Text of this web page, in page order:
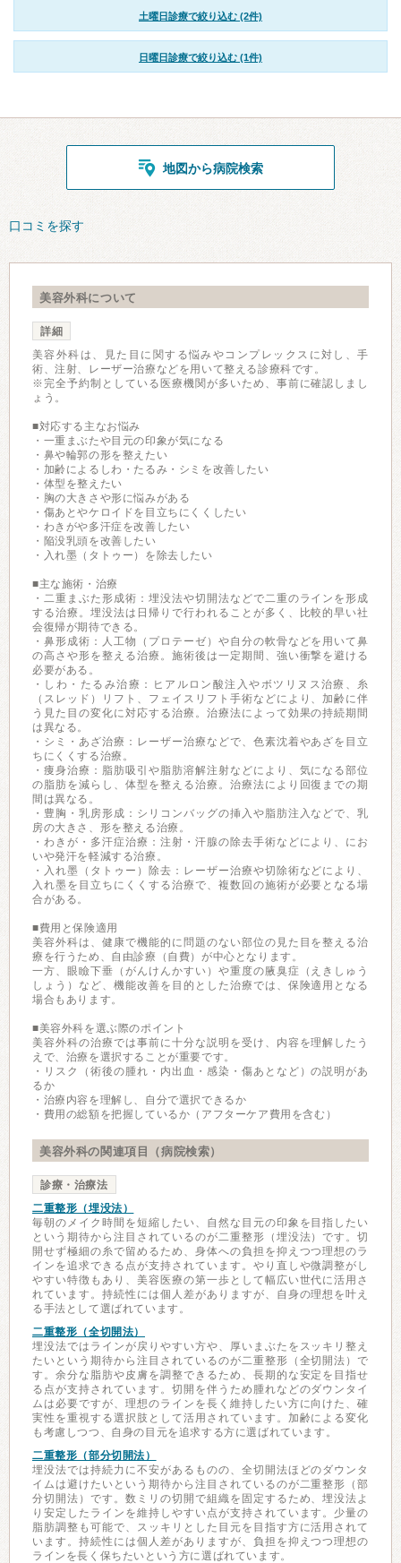
土曜日診療で絞り込む (2件)
日曜日診療で絞り込む (1件)
地図から病院検索
口コミを探す
美容外科について
詳細
美容外科は、見た目に関する悩みやコンプレックスに対し、手
術、注射、レーザー治療などを用いて整える診療科です。
※完全予約制としている医療機関が多いため、事前に確認しまし
ょう。
■対応する主なお悩み
・一重まぶたや目元の印象が気になる
・鼻や輪郭の形を整えたい
・加齢によるしわ・たるみ・シミを改善したい
・体型を整えたい
・胸の大きさや形に悩みがある
・傷あとやケロイドを目立ちにくくしたい
・わきがや多汗症を改善したい
・陥没乳頭を改善したい
・入れ墨（タトゥー）を除去したい
■主な施術・治療
・二重まぶた形成術：埋没法や切開法などで二重のラインを形成
する治療。埋没法は日帰りで行われることが多く、比較的早い社
会復帰が期待できる。
・鼻形成術：人工物（プロテーゼ）や自分の軟骨などを用いて鼻
の高さや形を整える治療。施術後は一定期間、強い衝撃を避ける
必要がある。
・しわ・たるみ治療：ヒアルロン酸注入やボツリヌス治療、糸
（スレッド）リフト、フェイスリフト手術などにより、加齢に伴
う見た目の変化に対応する治療。治療法によって効果の持続期間
は異なる。
・シミ・あざ治療：レーザー治療などで、色素沈着やあざを目立
ちにくくする治療。
・痩身治療：脂肪吸引や脂肪溶解注射などにより、気になる部位
の脂肪を減らし、体型を整える治療。治療法により回復までの期
間は異なる。
・豊胸・乳房形成：シリコンバッグの挿入や脂肪注入などで、乳
房の大きさ、形を整える治療。
・わきが・多汗症治療：注射・汗腺の除去手術などにより、にお
いや発汗を軽減する治療。
・入れ墨（タトゥー）除去：レーザー治療や切除術などにより、
入れ墨を目立ちにくくする治療で、複数回の施術が必要となる場
合がある。
■費用と保険適用
美容外科は、健康で機能的に問題のない部位の見た目を整える治
療を行うため、自由診療（自費）が中心となります。
一方、眼瞼下垂（がんけんかすい）や重度の腋臭症（えきしゅう
しょう）など、機能改善を目的とした治療では、保険適用となる
場合もあります。
■美容外科を選ぶ際のポイント
美容外科の治療では事前に十分な説明を受け、内容を理解したう
えで、治療を選択することが重要です。
・リスク（術後の腫れ・内出血・感染・傷あとなど）の説明があ
るか
・治療内容を理解し、自分で選択できるか
・費用の総額を把握しているか（アフターケア費用を含む）
美容外科の関連項目（病院検索）
診療・治療法
二重整形（埋没法）
毎朝のメイク時間を短縮したい、自然な目元の印象を目指したい
という期待から注目されているのが二重整形（埋没法）です。切
開せず極細の糸で留めるため、身体への負担を抑えつつ理想のラ
インを追求できる点が支持されています。やり直しや微調整がし
やすい特徴もあり、美容医療の第一歩として幅広い世代に活用さ
れています。持続性には個人差がありますが、自身の理想を叶え
る手法として選ばれています。
二重整形（全切開法）
埋没法ではラインが戻りやすい方や、厚いまぶたをスッキリ整え
たいという期待から注目されているのが二重整形（全切開法）で
す。余分な脂肪や皮膚を調整できるため、長期的な安定を目指せ
る点が支持されています。切開を伴うため腫れなどのダウンタイ
ムは必要ですが、理想のラインを長く維持したい方に向けた、確
実性を重視する選択肢として活用されています。加齢による変化
も考慮しつつ、自身の目元を追求する方に選ばれています。
二重整形（部分切開法）
埋没法では持続力に不安があるものの、全切開法ほどのダウンタ
イムは避けたいという期待から注目されているのが二重整形（部
分切開法）です。数ミリの切開で組織を固定するため、埋没法よ
り安定したラインを維持しやすい点が支持されています。少量の
脂肪調整も可能で、スッキリとした目元を目指す方に活用されて
います。持続性には個人差がありますが、負担を抑えつつ理想の
ラインを長く保ちたいという方に選ばれています。